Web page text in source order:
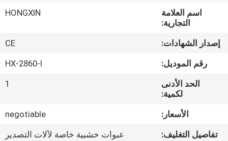
برنامج
حولنا
جولة
المصنع
اسم العلامة
التجارية:
HONGXIN
إصدار الشهادات:
CE
رقم الموديل:
HX-2860-I
الحد الأدنى
لكمية:
1
الأسعار:
negotiable
تفاصيل التغليف:
عبوات خشبية خاصة لآلات التصدير